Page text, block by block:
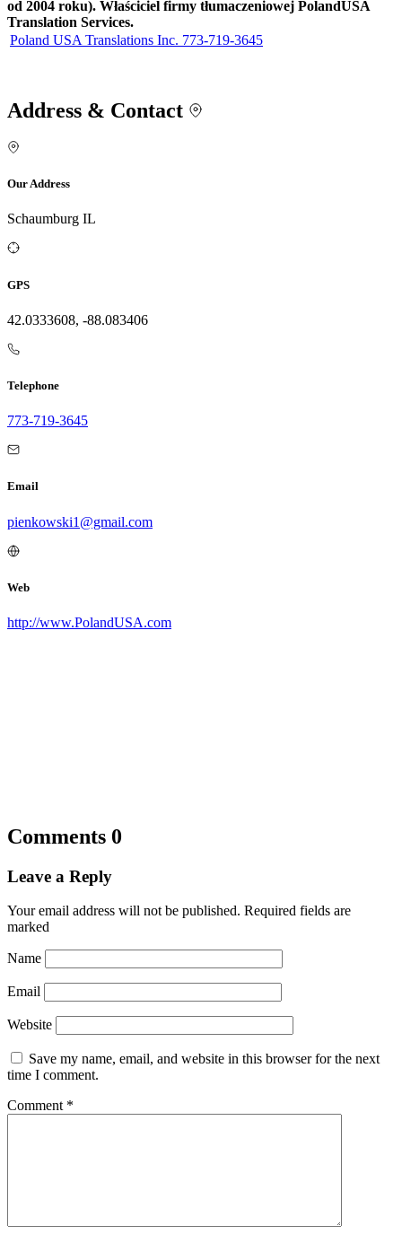
od 2004 roku). Właściciel firmy tłumaczeniowej PolandUSA
Translation Services.
Poland USA Translations Inc. 773-719-3645
Address & Contact
Our Address
Schaumburg IL
GPS
42.0333608, -88.083406
Telephone
773-719-3645
Email
pienkowski1@gmail.com
Web
http://www.PolandUSA.com
Comments 0
Leave a Reply
Your email address will not be published. Required fields are
marked
Name
Email
Website
Save my name, email, and website in this browser for the next
time I comment.
Comment *